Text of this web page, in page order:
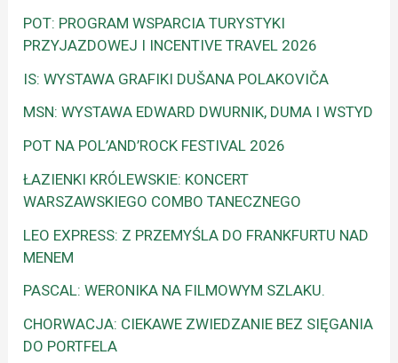
POT: PROGRAM WSPARCIA TURYSTYKI
PRZYJAZDOWEJ I INCENTIVE TRAVEL 2026
IS: WYSTAWA GRAFIKI DUŠANA POLAKOVIČA
MSN: WYSTAWA EDWARD DWURNIK, DUMA I WSTYD
POT NA POL’AND’ROCK FESTIVAL 2026
ŁAZIENKI KRÓLEWSKIE: KONCERT
WARSZAWSKIEGO COMBO TANECZNEGO
LEO EXPRESS: Z PRZEMYŚLA DO FRANKFURTU NAD
MENEM
PASCAL: WERONIKA NA FILMOWYM SZLAKU.
CHORWACJA: CIEKAWE ZWIEDZANIE BEZ SIĘGANIA
DO PORTFELA